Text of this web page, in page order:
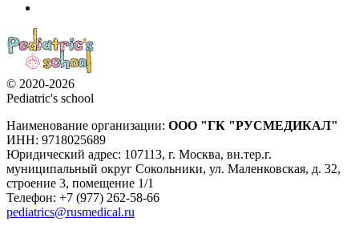
© 2020-2026
Pediatric's school
Наименование организации: ООО "ГК "РУСМЕДИКАЛ"
ИНН: 9718025689
Юридический адрес: 107113, г. Москва, вн.тер.г.
муниципальный округ Сокольники, ул. Маленковская, д. 32,
строение 3, помещение 1/1
Телефон: +7 (977) 262-58-66
pediatrics@rusmedical.ru